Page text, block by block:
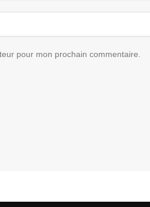
pour mon prochain commentaire.